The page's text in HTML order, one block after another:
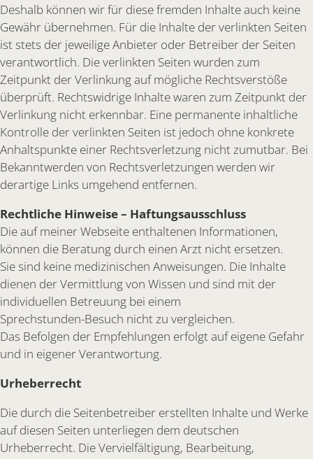
Deshalb können wir für diese fremden Inhalte auch keine
Gewähr übernehmen. Für die Inhalte der verlinkten Seiten
ist stets der jeweilige Anbieter oder Betreiber der Seiten
verantwortlich. Die verlinkten Seiten wurden zum
Zeitpunkt der Verlinkung auf mögliche Rechtsverstöße
überprüft. Rechtswidrige Inhalte waren zum Zeitpunkt der
Verlinkung nicht erkennbar. Eine permanente inhaltliche
Kontrolle der verlinkten Seiten ist jedoch ohne konkrete
Anhaltspunkte einer Rechtsverletzung nicht zumutbar. Bei
Bekanntwerden von Rechtsverletzungen werden wir
derartige Links umgehend entfernen.
Rechtliche Hinweise – Haftungsausschluss
Die auf meiner Webseite enthaltenen Informationen,
können die Beratung durch einen Arzt nicht ersetzen.
Sie sind keine medizinischen Anweisungen. Die Inhalte
dienen der Vermittlung von Wissen und sind mit der
individuellen Betreuung bei einem
Sprechstunden-Besuch nicht zu vergleichen.
Das Befolgen der Empfehlungen erfolgt auf eigene Gefahr
und in eigener Verantwortung.
Urheberrecht
Die durch die Seitenbetreiber erstellten Inhalte und Werke
auf diesen Seiten unterliegen dem deutschen
Urheberrecht. Die Vervielfältigung, Bearbeitung,